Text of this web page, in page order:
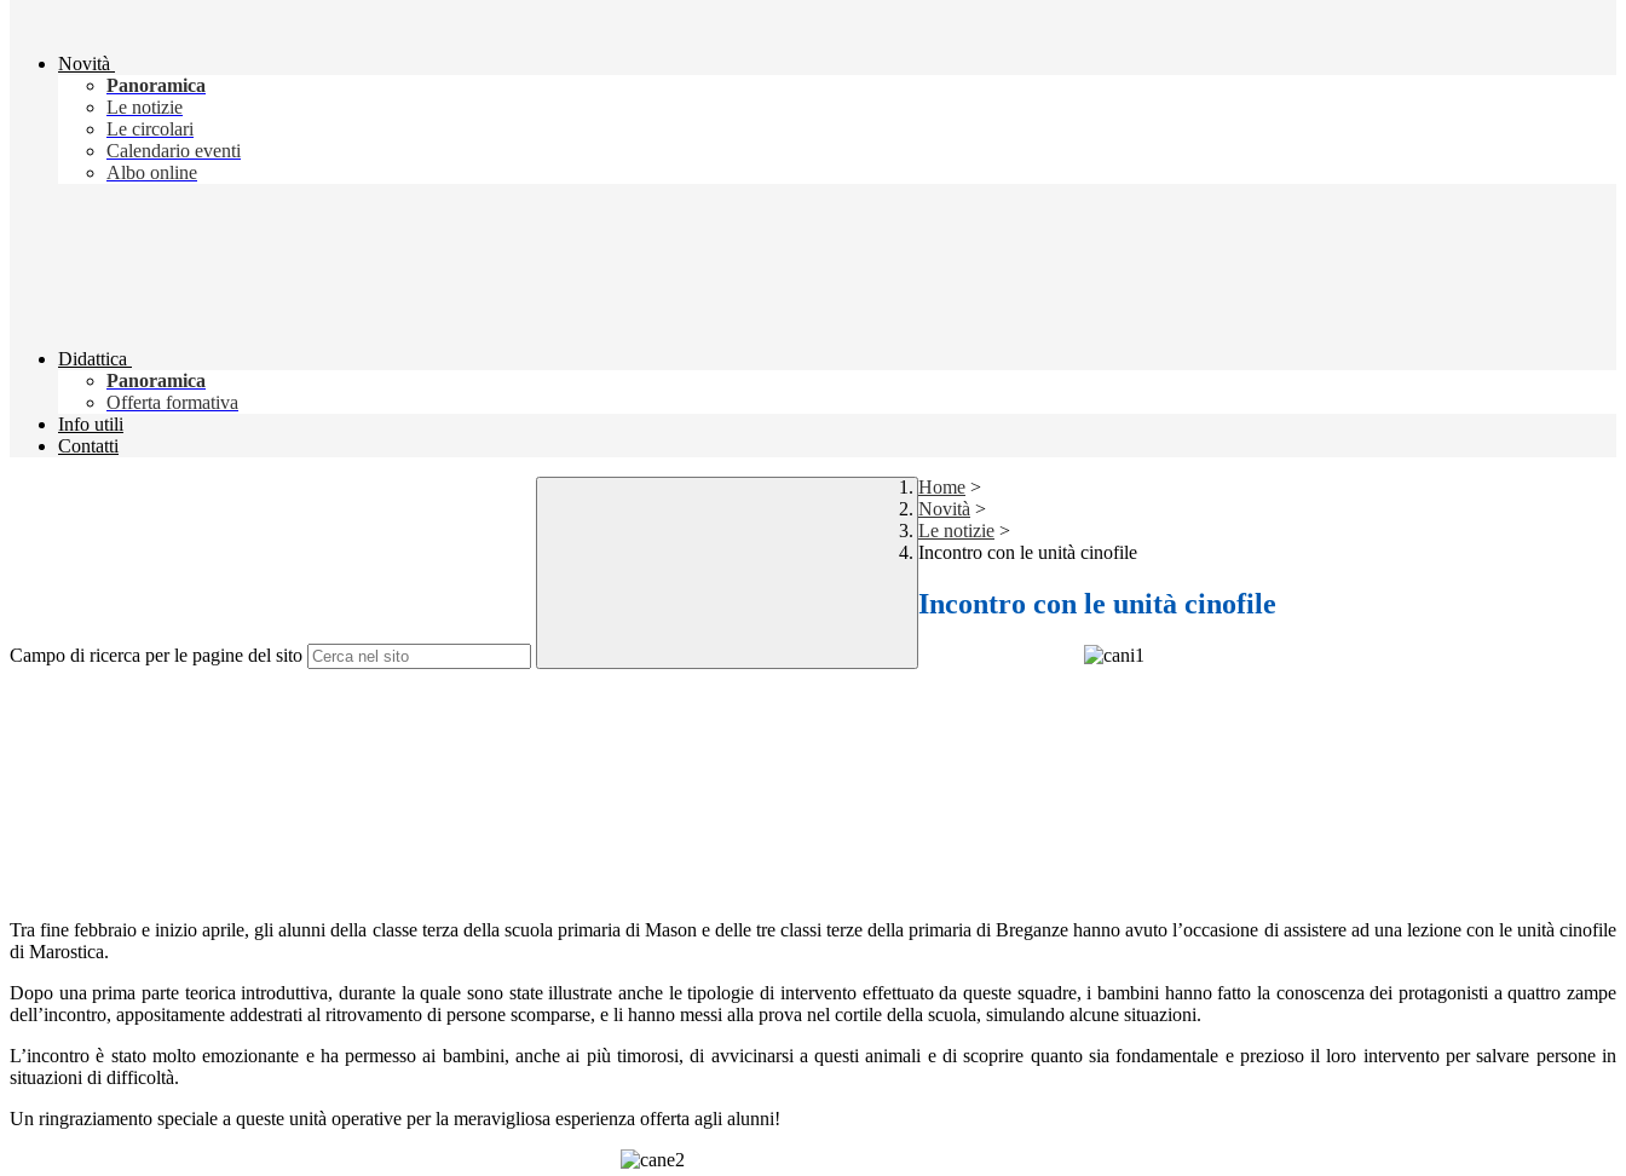
Novità
Panoramica
Le notizie
Le circolari
Calendario eventi
Albo online
Didattica
Panoramica
Offerta formativa
Info utili
Contatti
Campo di ricerca per le pagine del sito
Home >
Novità >
Le notizie >
Incontro con le unità cinofile
Incontro con le unità cinofile
Tra fine febbraio e inizio aprile, gli alunni della classe terza della scuola primaria di Mason e delle tre classi terze della primaria di Breganze hanno avuto l’occasione di assistere ad una lezione con le unità cinofile
di Marostica.
Dopo una prima parte teorica introduttiva, durante la quale sono state illustrate anche le tipologie di intervento effettuato da queste squadre, i bambini hanno fatto la conoscenza dei protagonisti a quattro zampe
dell’incontro, appositamente addestrati al ritrovamento di persone scomparse, e li hanno messi alla prova nel cortile della scuola, simulando alcune situazioni.
L’incontro è stato molto emozionante e ha permesso ai bambini, anche ai più timorosi, di avvicinarsi a questi animali e di scoprire quanto sia fondamentale e prezioso il loro intervento per salvare persone in
situazioni di difficoltà.
Un ringraziamento speciale a queste unità operative per la meravigliosa esperienza offerta agli alunni!